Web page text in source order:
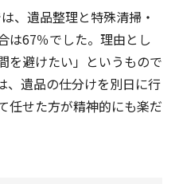
、遺品整理と特殊清掃・
は67％でした。理由とし
を避けたい」というもので
、遺品の仕分けを別日に行
任せた方が精神的にも楽だ